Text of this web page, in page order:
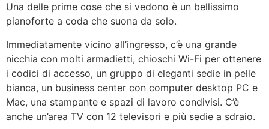
Una delle prime cose che si vedono è un bellissimo
pianoforte a coda che suona da solo.
Immediatamente vicino all’ingresso, c’è una grande
nicchia con molti armadietti, chioschi Wi-Fi per ottenere
i codici di accesso, un gruppo di eleganti sedie in pelle
bianca, un business center con computer desktop PC e
Mac, una stampante e spazi di lavoro condivisi. C’è
anche un’area TV con 12 televisori e più sedie a sdraio.